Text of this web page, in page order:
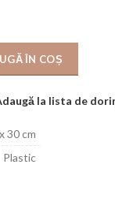
ÎN COȘ
la lista de
30 cm
Plastic